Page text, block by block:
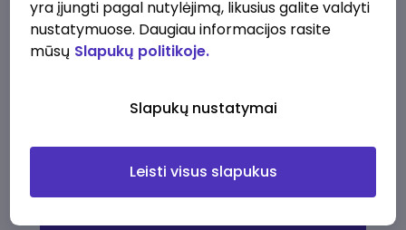
Darbo pasiūlymaiApie musPrivalumai
darbo pasiūlymų
yra įjungti pagal nutylėjimą, likusius galite valdyti
nustatymuose. Daugiau informacijos rasite
mūsų Slapukų politikoje.
Slapukų nustatymai
Leisti visus slapukus